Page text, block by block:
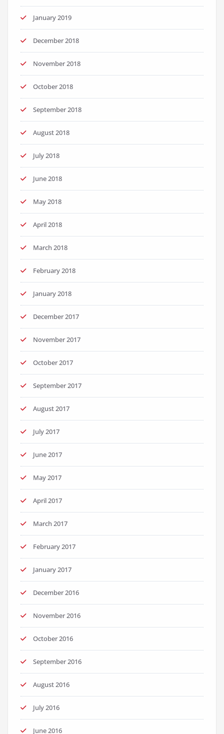
January 2019
December 2018
November 2018
October 2018
September 2018
August 2018
July 2018
June 2018
May 2018
April 2018
March 2018
February 2018
January 2018
December 2017
November 2017
October 2017
September 2017
August 2017
July 2017
June 2017
May 2017
April 2017
March 2017
February 2017
January 2017
December 2016
November 2016
October 2016
September 2016
August 2016
July 2016
June 2016